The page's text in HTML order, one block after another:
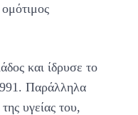
και ίδρυσε το
Παράλληλα
υγείας του,